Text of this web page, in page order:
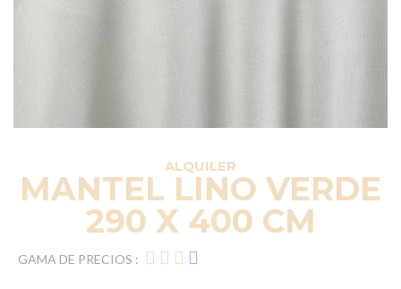
ALQUILER
MANTEL LINO VERDE
290 X 400 CM
GAMA DE PRECIOS :